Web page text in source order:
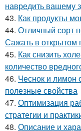
навредить вашему
43. Как продукты
44. Отличный сорт
Сажать в открытом
45. Как снизить
количество
46. Чеснок и лимон
полезные свойства
47. Оптимизация
стратегии и
48. Описание и